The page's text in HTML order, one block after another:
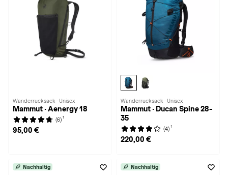
Wanderrucksack · Unisex
Mammut · Aenergy 18
(6) 1
95,00 €
Wanderrucksack · Unisex
Mammut · Ducan Spine 28-
35
(4) 1
220,00 €
Nachhaltig Nachhaltig